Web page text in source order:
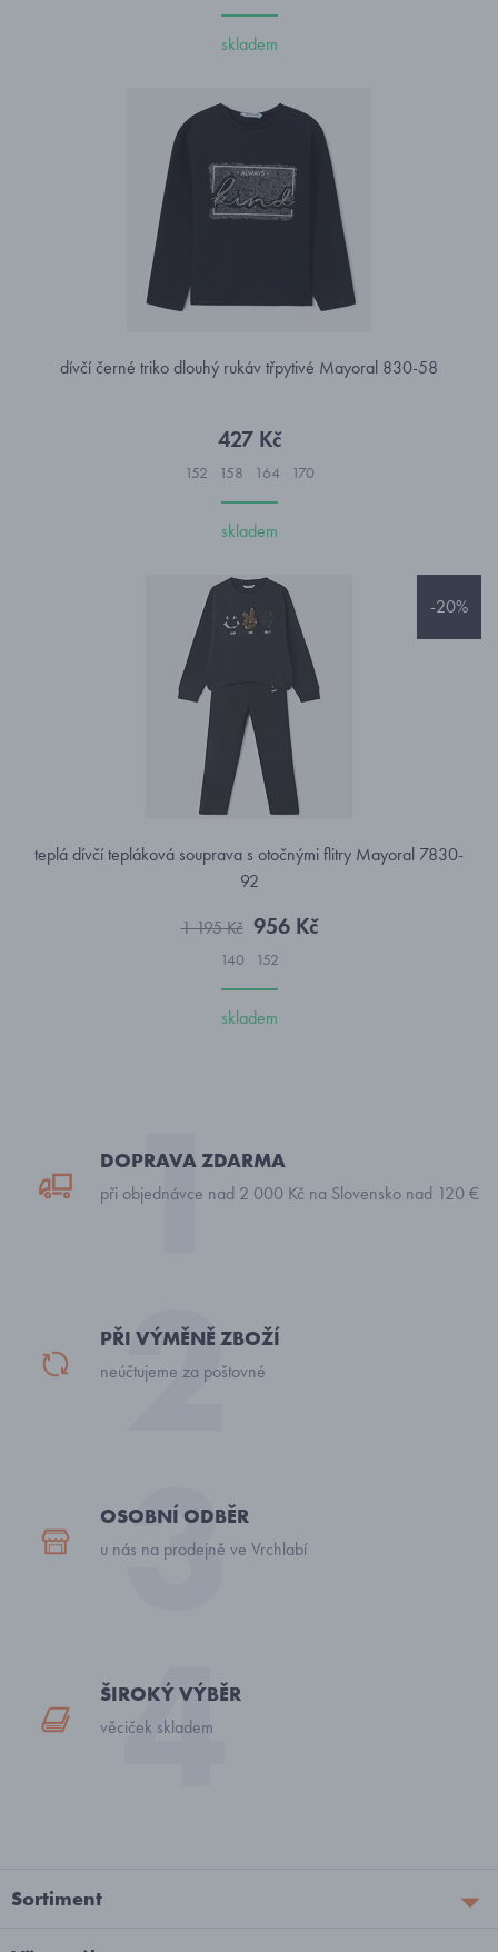
skladem
dívčí černé triko dlouhý rukáv třpytivé Mayoral 830-58
427 Kč
152 158 164 170
skladem
-20%
teplá dívčí tepláková souprava s otočnými flitry Mayoral 7830-
92
1 195 Kč 956 Kč
140 152
skladem
DOPRAVA ZDARMA
při objednávce nad 2 000 Kč na Slovensko nad 120 €
PŘI VÝMĚNĚ ZBOŽÍ
neúčtujeme za poštovné
OSOBNÍ ODBĚR
u nás na prodejně ve Vrchlabí
ŠIROKÝ VÝBĚR
věciček skladem
Sortiment